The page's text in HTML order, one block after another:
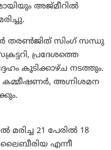
അജ്മീറിൽ
തരൺജിത് സിംഗ് സന്ധു
പ്രദേശത്തെ
കൂടിക്കാഴ്ച നടത്തും.
കമ്മീഷണർ, അഗ്നിശമന
21 പേരിൽ 18
എന്നീ